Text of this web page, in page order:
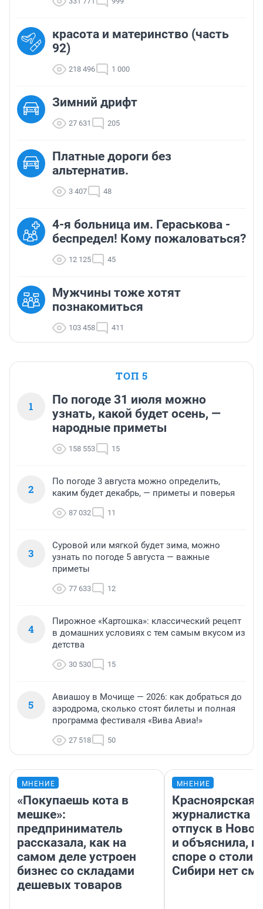
красота и материнство (часть
92)
218 496 1 000
Зимний дрифт
27 631 205
Платные дороги без
альтернатив.
3 407 48
4-я больница им. Гераськова -
беспредел! Кому пожаловаться?
12 125 45
Мужчины тоже хотят
познакомиться
103 458 411
ТОП 5
1
По погоде 31 июля можно
узнать, какой будет осень, —
народные приметы
158 553 15
2
По погоде 3 августа можно определить,
каким будет декабрь, — приметы и поверья
87 032 11
3
Суровой или мягкой будет зима, можно
узнать по погоде 5 августа — важные
приметы
77 633 12
4
Пирожное «Картошка»: классический рецепт
в домашних условиях с тем самым вкусом из
детства
30 530 15
5
Авиашоу в Мочище — 2026: как добраться до
аэродрома, сколько стоят билеты и полная
программа фестиваля «Вива Авиа!»
27 518 50
МНЕНИЕ
«Покупаешь кота в
мешке»:
предприниматель
рассказала, как на
самом деле устроен
бизнес со складами
дешевых товаров
МНЕНИЕ
Красноярская
журналистка
отпуск в
и объяснила,
споре о
Сибири нет